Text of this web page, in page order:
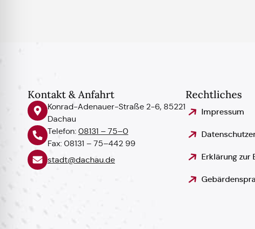
Kontakt & Anfahrt
Konrad-Adenauer-Straße 2-6, 85221
Dachau
Telefon: 08131 – 75–0
Fax: 08131 – 75–442 99
stadt@dachau.de
Rechtliches
Impressum
Erklärung zur